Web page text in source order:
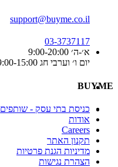
support@buyme.co.il
03-3737117
א׳-ה׳ 9:00-20:00
יום ו׳ וערבי חג 9:00-15:00
BUYME
כניסת בתי עסק - שותפים
אודות
Careers
תקנון האתר
מדיניות הגנת פרטיות
הצהרת נגישות